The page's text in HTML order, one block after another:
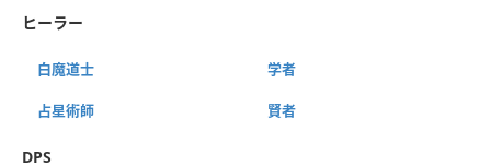
ヒーラー
白魔道士 学者
占星術師 賢者
DPS